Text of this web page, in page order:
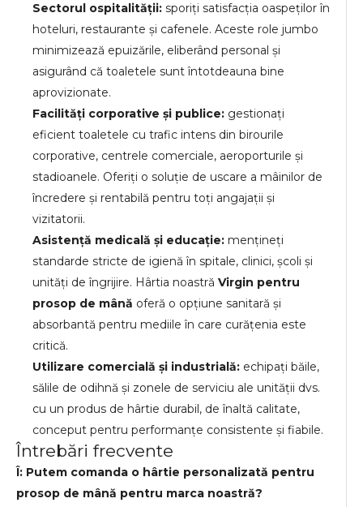
Sectorul ospitalității: sporiți satisfacția oaspeților în
hoteluri, restaurante și cafenele. Aceste role jumbo
minimizează epuizările, eliberând personal și
asigurând că toaletele sunt întotdeauna bine
aprovizionate.
Facilități corporative și publice: gestionați
eficient toaletele cu trafic intens din birourile
corporative, centrele comerciale, aeroporturile și
stadioanele. Oferiți o soluție de uscare a mâinilor de
încredere și rentabilă pentru toți angajații și
vizitatorii.
Asistență medicală și educație: mențineți
standarde stricte de igienă în spitale, clinici, școli și
unități de îngrijire. Hârtia noastră Virgin pentru
prosop de mână oferă o opțiune sanitară și
absorbantă pentru mediile în care curățenia este
critică.
Utilizare comercială și industrială: echipați băile,
sălile de odihnă și zonele de serviciu ale unității dvs.
cu un produs de hârtie durabil, de înaltă calitate,
conceput pentru performanțe consistente și fiabile.
Întrebări frecvente
Î: Putem comanda o hârtie personalizată pentru
prosop de mână pentru marca noastră?